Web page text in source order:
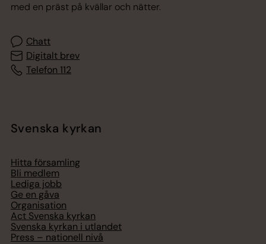
med en präst på kvällar och nätter.
Chatt
Digitalt brev
Telefon 112
Svenska kyrkan
Hitta församling
Bli medlem
Lediga jobb
Ge en gåva
Organisation
Act Svenska kyrkan
Svenska kyrkan i utlandet
Press – nationell nivå